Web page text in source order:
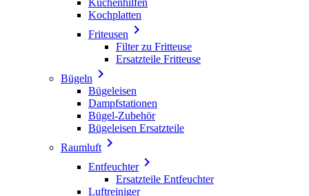
Kochplatten
Friteusen 
Filter zu Fritteuse
Ersatzteile Fritteuse
Bügeln 
Bügeleisen
Dampfstationen
Bügel-Zubehör
Bügeleisen Ersatzteile
Raumluft 
Entfeuchter
Ersatzteile Entfeuchter
Luftreiniger